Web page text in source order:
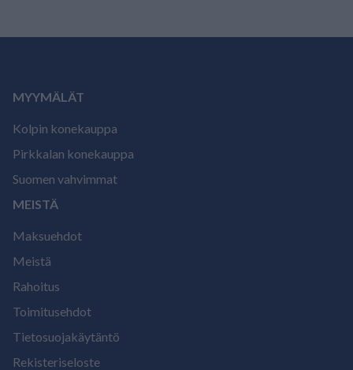
MYYMÄLÄT
Kolpin konekauppa
Pirkkalan konekauppa
Suomen vahvimmat
MEISTÄ
Maksuehdot
Meistä
Rahoitus
Toimitusehdot
Tietosuojakäytäntö
Rekisteriseloste